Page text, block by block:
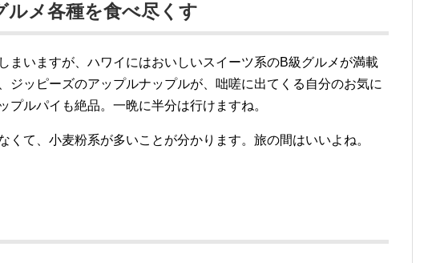
ルメ各種を食べ尽くす
まいますが、ハワイにはおいしいスイーツ系のB級グルメが満載
ジッピーズのアップルナップルが、咄嗟に出てくる自分のお気に
プルパイも絶品。一晩に半分は行けますね。
くて、小麦粉系が多いことが分かります。旅の間はいいよね。